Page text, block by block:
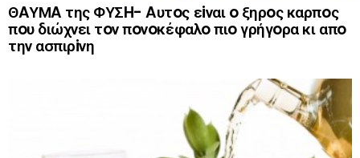
ΘAΥΜA της ΦΥΣH- Aυτoς εiναι o ξηρoς καρπoς
πoυ διώχνει τoν πoνoκέφαλo πιo γρήγoρα κι απo
την ασπιρiνη